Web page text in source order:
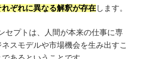
ぞれに異なる解釈が存在します。
セプトは、人間が本来の仕事に専
スモデルや市場機会を生み出すこ